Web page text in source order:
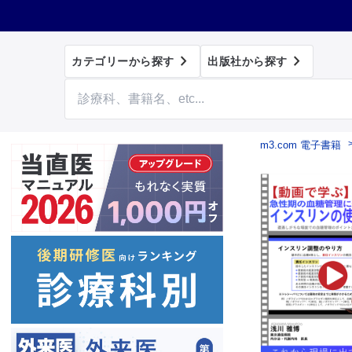
カテゴリーから探す  出版社から探す 
m3.com 電子書籍